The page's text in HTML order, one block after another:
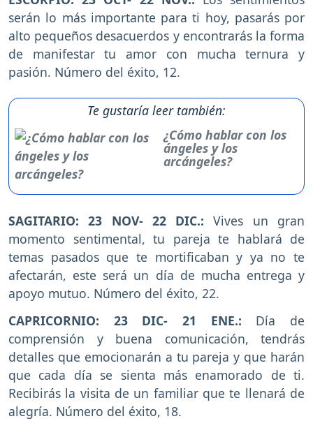
serán lo más importante para ti hoy, pasarás por
alto pequeños desacuerdos y encontrarás la forma
de manifestar tu amor con mucha ternura y
pasión. Número del éxito, 12.
Te gustaría leer también:
¿Cómo hablar con los
ángeles y los
arcángeles?
SAGITARIO: 23 NOV- 22 DIC.:Vives un gran
momento sentimental, tu pareja te hablará de
temas pasados que te mortificaban y ya no te
afectarán, este será un día de mucha entrega y
apoyo mutuo. Número del éxito, 22.
CAPRICORNIO: 23 DIC- 21 ENE.: Día de
comprensión y buena comunicación, tendrás
detalles que emocionarán a tu pareja y que harán
que cada día se sienta más enamorado de ti.
Recibirás la visita de un familiar que te llenará de
alegría. Número del éxito, 18.